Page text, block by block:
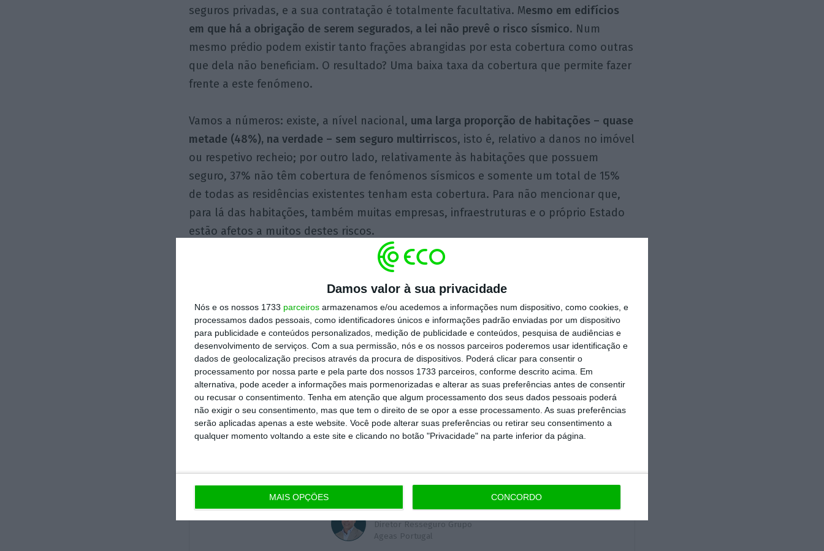
Damos valor à sua privacidade
Nós e os nossos 1733 parceiros armazenamos e/ou acedemos a informações num dispositivo, como cookies, e
processamos dados pessoais, como identificadores únicos e informações padrão enviadas por um dispositivo
para publicidade e conteúdos personalizados, medição de publicidade e conteúdos, pesquisa de audiências e
desenvolvimento de serviços. Com a sua permissão, nós e os nossos parceiros poderemos usar identificação e
dados de geolocalização precisos através da procura de dispositivos. Poderá clicar para consentir o
processamento por nossa parte e pela parte dos nossos 1733 parceiros, conforme descrito acima. Em
alternativa, pode aceder a informações mais pormenorizadas e alterar as suas preferências antes de consentir
ou recusar o consentimento. Tenha em atenção que algum processamento dos seus dados pessoais poderá
não exigir o seu consentimento, mas que tem o direito de se opor a esse processamento. As suas preferências
serão aplicadas apenas a este website. Você pode alterar suas preferências ou retirar seu consentimento a
qualquer momento voltando a este site e clicando no botão "Privacidade" na parte inferior da página.
MAIS OPÇÕES CONCORDO
seguros privadas, e a sua contratação é totalmente facultativa. Mesmo em edifícios
em que há a obrigação de serem segurados, a lei não prevê o risco sísmico. Num
mesmo prédio podem existir tanto frações abrangidas por esta cobertura como outras
que dela não beneficiam. O resultado? Uma baixa taxa da cobertura que permite fazer
frente a este fenómeno.
Vamos a números: existe, a nível nacional, uma larga proporção de habitações – quase
metade (48%), na verdade – sem seguro multirriscos, isto é, relativo a danos no imóvel
ou respetivo recheio; por outro lado, relativamente às habitações que possuem
seguro, 37% não têm cobertura de fenómenos sísmicos e somente um total de 15%
de todas as residências existentes tenham esta cobertura. Para não mencionar que,
para lá das habitações, também muitas empresas, infraestruturas e o próprio Estado
estão afetos a muitos destes riscos.
Qual é, então, a solução? O ideal seria criar um sistema semelhante ao dos restantes
países que já possuem uma salvaguarda em caso de catástrofe.
proposta veiculada pela Associação Portuguesa de Seguradores em 2018, que abrange
a inclusão obrigatória da cobertura de sismos em seguros de incêndio e multirriscos, a
distribuição do risco entre segurados, seguradoras e resseguradoras, a acumulação e
capitalização de recursos económicos através de fundos e o apoio e garantia do
Estado. Através desta solução multifacetada, seriam mitigadas questões como a
exposição ao risco de perda de património, a salvaguarda das garantias do setor
bancário, a capacidade de recuperação da sociedade e a pressão sobre o Estado e a
despesa pública. Como resultado teríamos uma sociedade mais protegida no seu
José Leão
Diretor Resseguro Grupo
Ageas Portugal